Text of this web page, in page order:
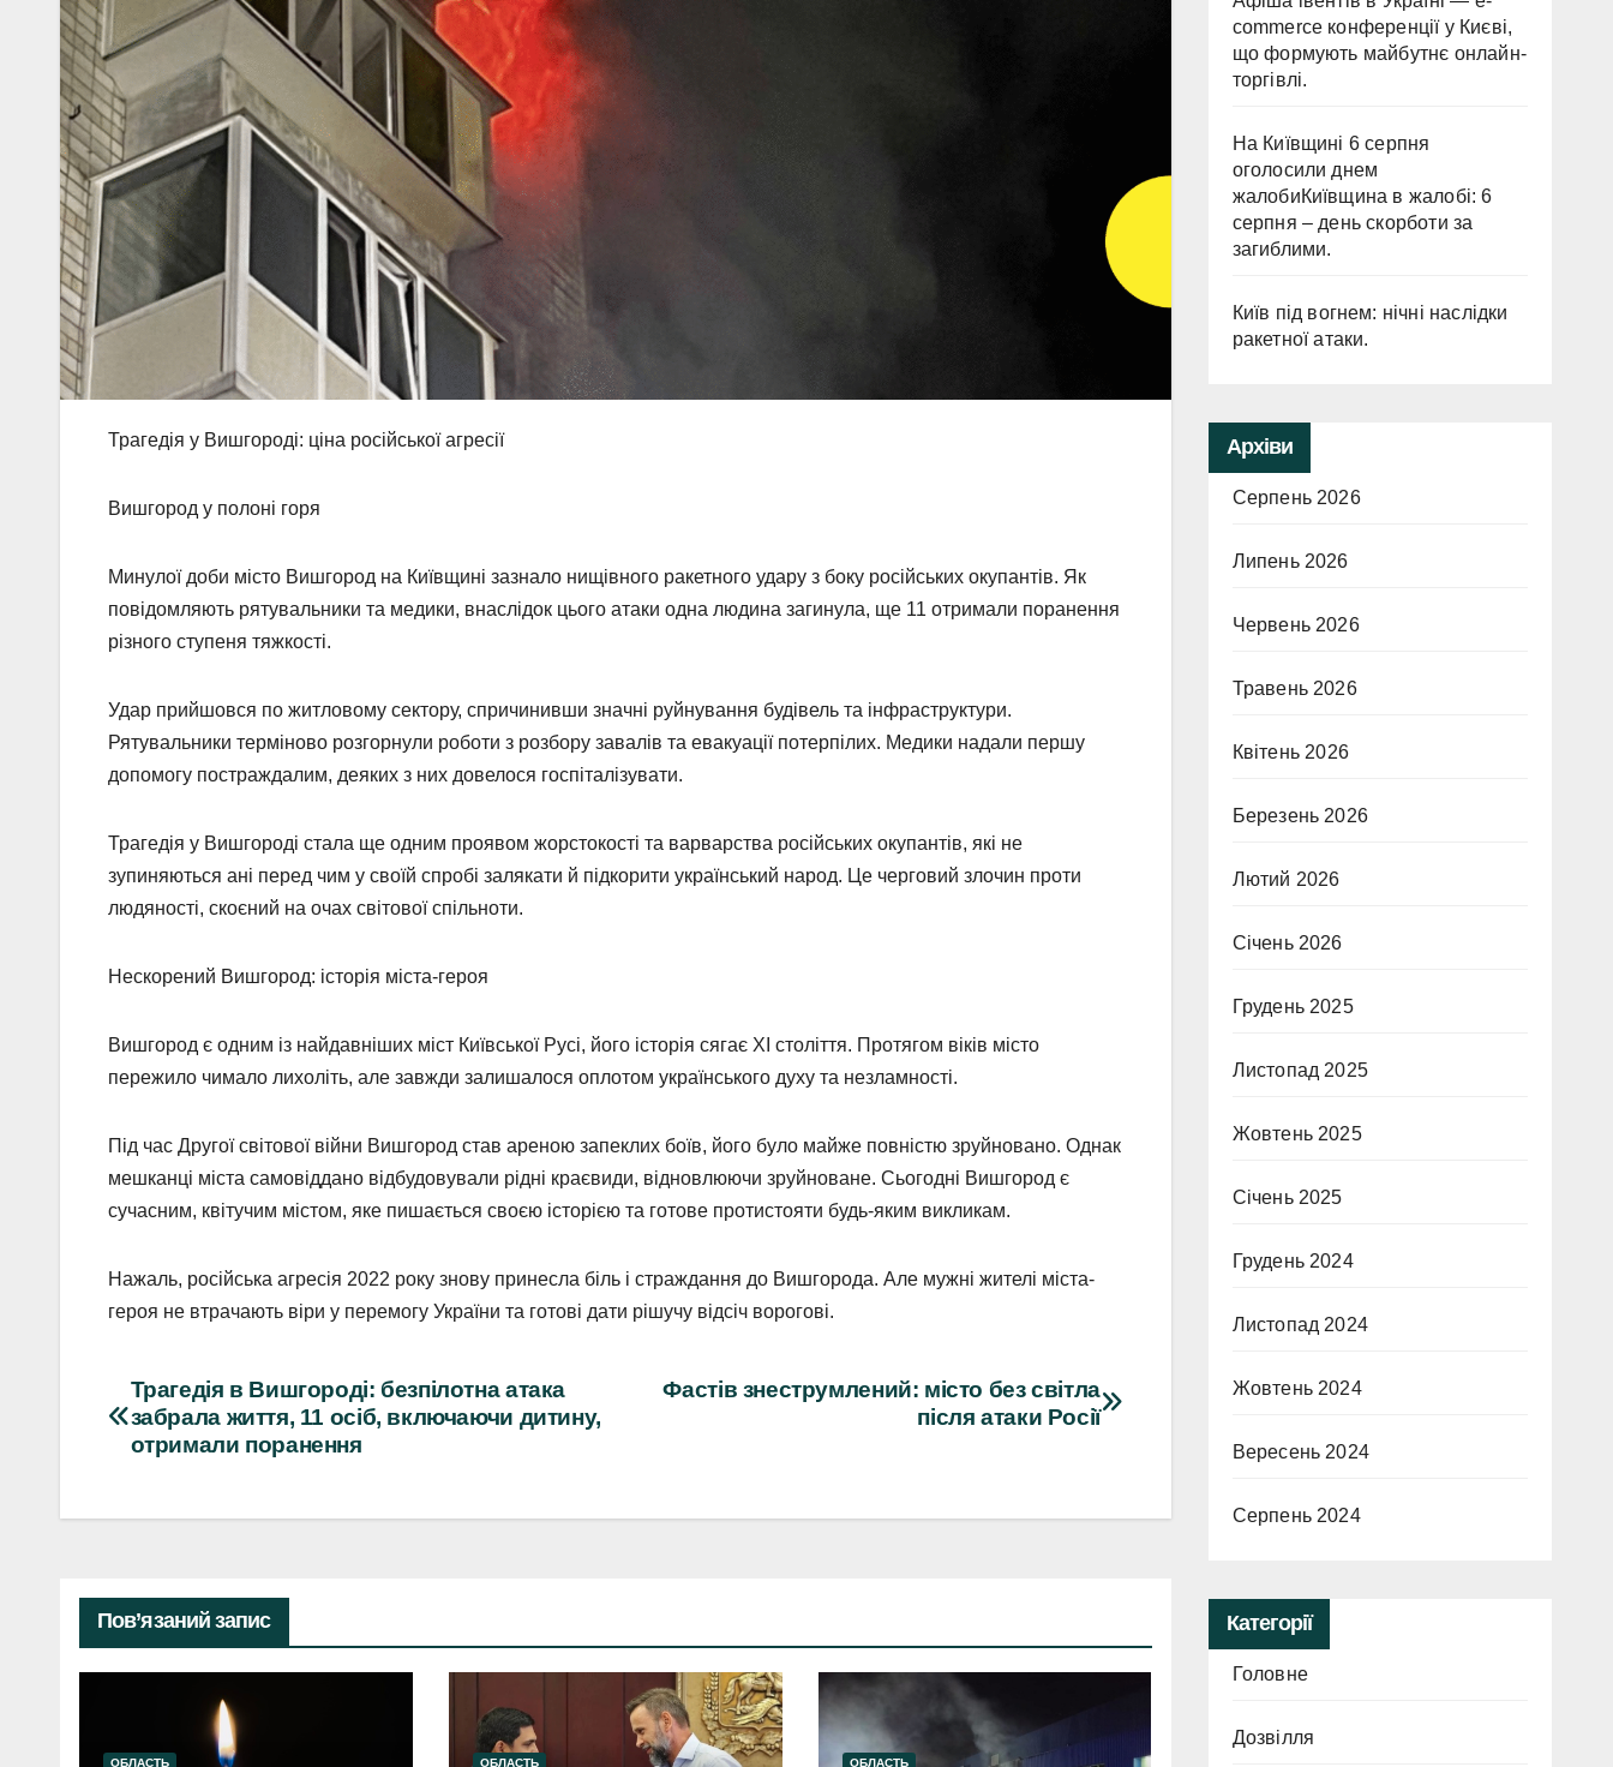
Трагедія у Вишгороді: ціна російської агресії
Вишгород у полоні горя
Минулої доби місто Вишгород на Київщині зазнало нищівного ракетного удару з боку російських окупантів. Як
повідомляють рятувальники та медики, внаслідок цього атаки одна людина загинула, ще 11 отримали поранення
різного ступеня тяжкості.
Удар прийшовся по житловому сектору, спричинивши значні руйнування будівель та інфраструктури.
Рятувальники терміново розгорнули роботи з розбору завалів та евакуації потерпілих. Медики надали першу
допомогу постраждалим, деяких з них довелося госпіталізувати.
Трагедія у Вишгороді стала ще одним проявом жорстокості та варварства російських окупантів, які не
зупиняються ані перед чим у своїй спробі залякати й підкорити український народ. Це черговий злочин проти
людяності, скоєний на очах світової спільноти.
Нескорений Вишгород: історія міста-героя
Вишгород є одним із найдавніших міст Київської Русі, його історія сягає ХІ століття. Протягом віків місто
пережило чимало лихоліть, але завжди залишалося оплотом українського духу та незламності.
Під час Другої світової війни Вишгород став ареною запеклих боїв, його було майже повністю зруйновано. Однак
мешканці міста самовіддано відбудовували рідні краєвиди, відновлюючи зруйноване. Сьогодні Вишгород є
сучасним, квітучим містом, яке пишається своєю історією та готове протистояти будь-яким викликам.
Нажаль, російська агресія 2022 року знову принесла біль і страждання до Вишгорода. Але мужні жителі міста-
героя не втрачають віри у перемогу України та готові дати рішучу відсіч ворогові.
Навігація
записів
Фастів знеструмлений: місто без світла
після атаки Росії
Трагедія в Вишгороді: безпілотна атака
забрала життя, 11 осіб, включаючи дитину,
отримали поранення
Пов’язаний запис
ОБЛАСТЬ ОБЛАСТЬ ОБЛАСТЬ
commerce конференції у Києві,
що формують майбутнє онлайн-
торгівлі.
На Київщині 6 серпня
оголосили днем
жалобиКиївщина в жалобі: 6
серпня – день скорботи за
загиблими.
Київ під вогнем: нічні наслідки
ракетної атаки.
Архіви
Серпень 2026
Липень 2026
Червень 2026
Травень 2026
Квітень 2026
Березень 2026
Лютий 2026
Січень 2026
Грудень 2025
Листопад 2025
Жовтень 2025
Січень 2025
Грудень 2024
Листопад 2024
Жовтень 2024
Вересень 2024
Серпень 2024
Категорії
Головне
Дозвілля